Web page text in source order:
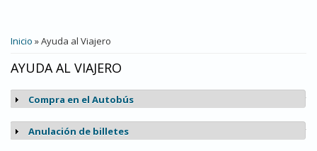
USTED ESTÁ AQUÍ
Inicio » Ayuda al Viajero
AYUDA AL VIAJERO
Mostrar
Compra en el Autobús
Mostrar
Anulación de billetes